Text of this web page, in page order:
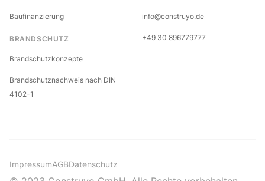
Baufinanzierung
BRANDSCHUTZ
Brandschutzkonzepte
Brandschutznachweis nach DIN
4102-1
info@construyo.de
+49 30 896779777
ImpressumAGBDatenschutz